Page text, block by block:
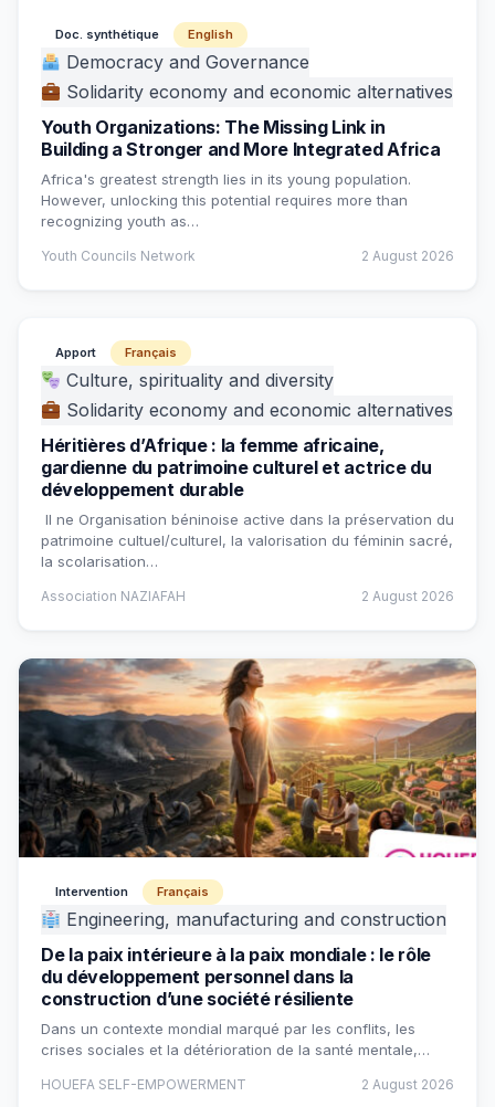
Doc. synthétique English
Democracy and Governance
Solidarity economy and economic alternatives
Youth Organizations: The Missing Link in
Building a Stronger and More Integrated Africa
Africa's greatest strength lies in its young population.
However, unlocking this potential requires more than
recognizing youth as…
Youth Councils Network 2 August 2026
Apport Français
Culture, spirituality and diversity
Solidarity economy and economic alternatives
Héritières d’Afrique : la femme africaine,
gardienne du patrimoine culturel et actrice du
développement durable
Il ne Organisation béninoise active dans la préservation du
patrimoine cultuel/culturel, la valorisation du féminin sacré,
la scolarisation…
Association NAZIAFAH 2 August 2026
Intervention Français
Engineering, manufacturing and construction
De la paix intérieure à la paix mondiale : le rôle
du développement personnel dans la
construction d’une société résiliente
Dans un contexte mondial marqué par les conflits, les
crises sociales et la détérioration de la santé mentale,…
HOUEFA SELF-EMPOWERMENT 2 August 2026